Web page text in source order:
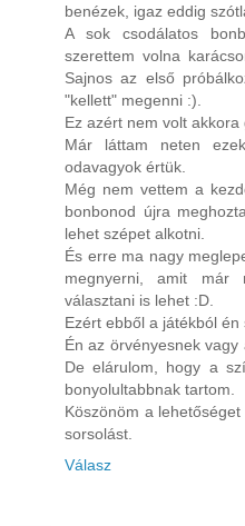
benézek, igaz eddig
A sok csodálatos
szerettem volna
Sajnos az első
"kellett" megenni :).
Ez azért nem volt akkora
Már láttam neten
odavagyok értük.
Még nem vettem a
bonbonod újra
lehet szépet alkotni.
És erre ma nagy
megnyerni, amit már
választani is lehet :D.
Ezért ebből a játékból én
Én az örvényesnek vagy
De elárulom, hogy a
bonyolultabbnak tartom.
Köszönöm a
sorsolást.
Válasz